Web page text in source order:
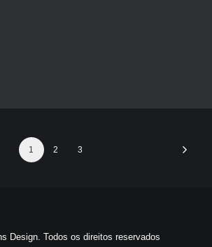
1 2 3
Design. Todos os direitos reservados